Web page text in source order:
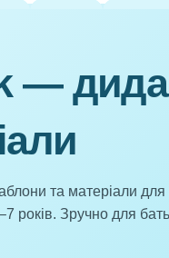
—
та матеріали для
років. Зручно для